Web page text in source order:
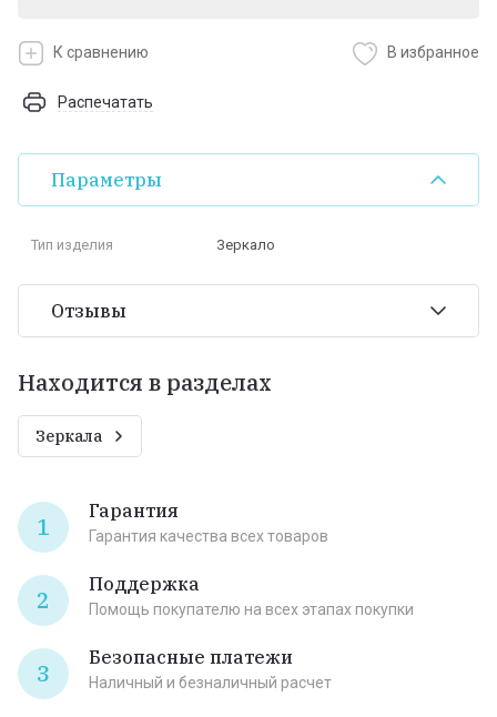
К сравнению В избранное
Распечатать
Параметры
Тип изделия Зеркало
Отзывы
Находится в разделах
Зеркала
1
Гарантия
Гарантия качества всех товаров
2
Поддержка
Помощь покупателю на всех этапах покупки
3
Безопасные платежи
Наличный и безналичный расчет